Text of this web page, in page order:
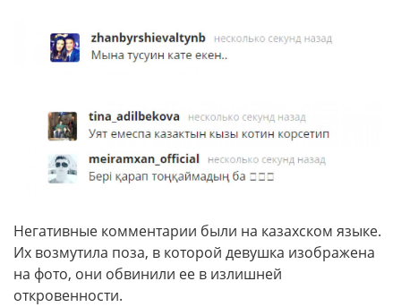
Негативные комментарии были на казахском языке.
Их возмутила поза, в которой девушка изображена
на фото, они обвинили ее в излишней
откровенности.